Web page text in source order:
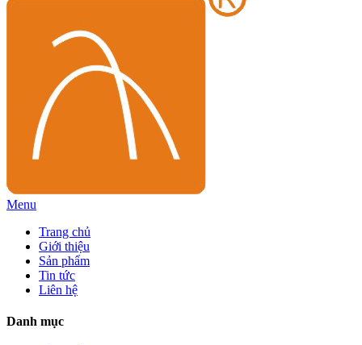
Menu
Trang chủ
Giới thiệu
Sản phẩm
Tin tức
Liên hệ
Danh mục